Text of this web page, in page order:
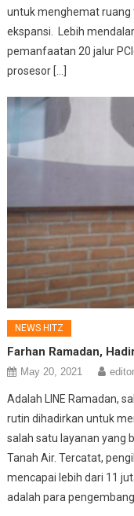
untuk menghemat
ekspansi. Lebih
pemanfaatan 20 jalur
prosesor […]
NEWS HITZ
Farhan Ramadan,
May 20, 2021
Adalah LINE Ramadan,
rutin dihadirkan untuk
salah satu layanan yang
Tanah Air. Tercatat,
mencapai lebih dari 11
adalah para pengembang